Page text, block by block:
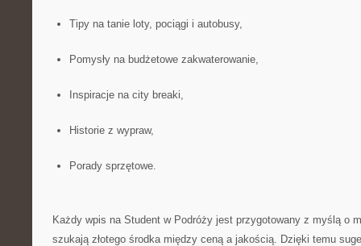
Tipy na tanie loty, pociągi i autobusy,
Pomysły na budżetowe zakwaterowanie,
Inspiracje na city breaki,
Historie z wypraw,
Porady sprzętowe.
Każdy wpis na Student w Podróży jest przygotowany z myślą o
szukają złotego środka między ceną a jakością. Dzięki temu